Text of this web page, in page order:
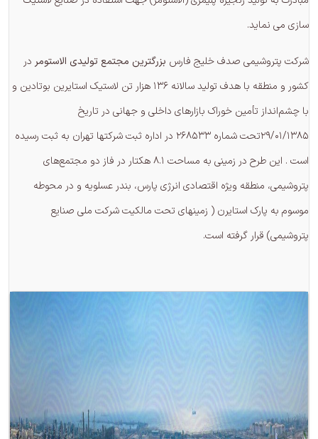
سازی می نماید.
شرکت پتروشیمی صدف خلیج فارس بزرگترین مجتمع تولیدی الاستومر در
کشور و منطقه با هدف تولید سالانه ۱۳۶ هزار تن لاستیک استایرین بوتادین و
با چشم‌انداز تأمین خوراک بازارهای داخلی و جهانی در تاریخ
۲۹/۰۱/۱۳۸۵تحت شماره ۲۶۸۵۳۳ در اداره ثبت شرکتها تهران به ثبت رسیده
است . این طرح در زمینی به مساحت ۸.۱ هکتار در فاز دو مجتمع‌های
پتروشیمی، منطقه ویژه اقتصادی انرژی پارس، بندر عسلویه و در محوطه
موسوم به پارک استایرن ( زمینهای تحت مالکیت شرکت ملی صنایع
پتروشیمی) قرار گرفته است.